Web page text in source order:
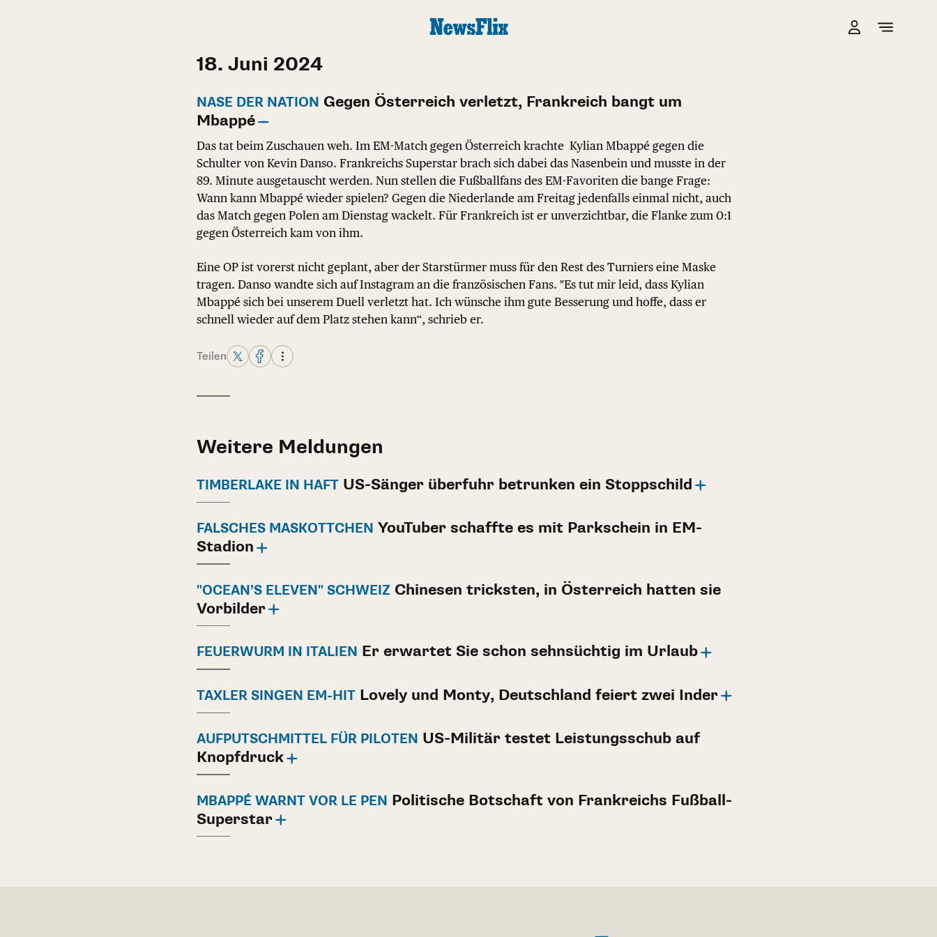
18. Juni 2024
NASE DER NATION Gegen Österreich verletzt, Frankreich bangt um
Mbappé
Das tat beim Zuschauen weh. Im EM-Match gegen Österreich krachte Kylian Mbappé gegen die
Schulter von Kevin Danso. Frankreichs Superstar brach sich dabei das Nasenbein und musste in der
89. Minute ausgetauscht werden. Nun stellen die Fußballfans des EM-Favoriten die bange Frage:
Wann kann Mbappé wieder spielen? Gegen die Niederlande am Freitag jedenfalls einmal nicht, auch
das Match gegen Polen am Dienstag wackelt. Für Frankreich ist er unverzichtbar, die Flanke zum 0:1
gegen Österreich kam von ihm.
Eine OP ist vorerst nicht geplant, aber der Starstürmer muss für den Rest des Turniers eine Maske
tragen. Danso wandte sich auf Instagram an die französischen Fans. "Es tut mir leid, dass Kylian
Mbappé sich bei unserem Duell verletzt hat. Ich wünsche ihm gute Besserung und hoffe, dass er
schnell wieder auf dem Platz stehen kann“, schrieb er.
Teilen
Weitere Meldungen
TIMBERLAKE IN HAFT US-Sänger überfuhr betrunken ein Stoppschild
FALSCHES MASKOTTCHEN YouTuber schaffte es mit Parkschein in EM-
Stadion
"OCEAN’S ELEVEN" SCHWEIZ Chinesen tricksten, in Österreich hatten sie
Vorbilder
FEUERWURM IN ITALIEN Er erwartet Sie schon sehnsüchtig im Urlaub
TAXLER SINGEN EM-HIT Lovely und Monty, Deutschland feiert zwei Inder
AUFPUTSCHMITTEL FÜR PILOTEN US-Militär testet Leistungsschub auf
Knopfdruck
MBAPPÉ WARNT VOR LE PEN Politische Botschaft von Frankreichs Fußball-
Superstar